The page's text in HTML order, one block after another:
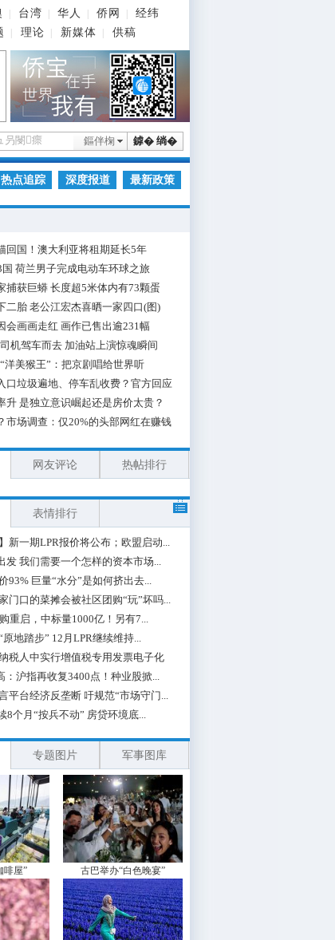
台湾 华人 侨网
经纬
理论 新媒体 供稿
鎼� 绱�
鏂伴椈
热点追踪 深度报道 最新政策
回国！澳大利亚将租期延长5年
荷兰男子完成电动车环球之旅
捕获巨蟒 长度超5米体内有73颗蛋
二胎 老公江宏杰喜晒一家四口(图)
会画画走红 画作已售出逾231幅
机驾车而去 加油站上演惊魂瞬间
洋美猴王”：把京剧唱给世界听
口垃圾遍地、停车乱收费？官方回应
升 是独立意识崛起还是房价太贵？
市场调查：仅20%的头部网红在赚钱
网友评论 热帖排行
表情排行
新一期LPR报价将公布；欧盟启动...
发 我们需要一个怎样的资本市场...
93% 巨量“水分”是如何挤出去...
门口的菜摊会被社区团购“玩”坏吗...
重启，中标量1000亿！另有7...
地踏步” 12月LPR继续维持...
税人中实行增值税专用发票电子化
：沪指再收复3400点！种业股掀...
平台经济反垄断 吁规范“市场守门...
8个月“按兵不动” 房贷环境底...
专题图片 军事图库
啡屋” 古巴举办“白色晚宴”